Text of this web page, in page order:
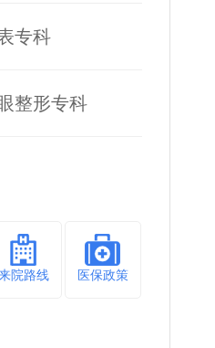
专科
整形专科
院路线 医保政策